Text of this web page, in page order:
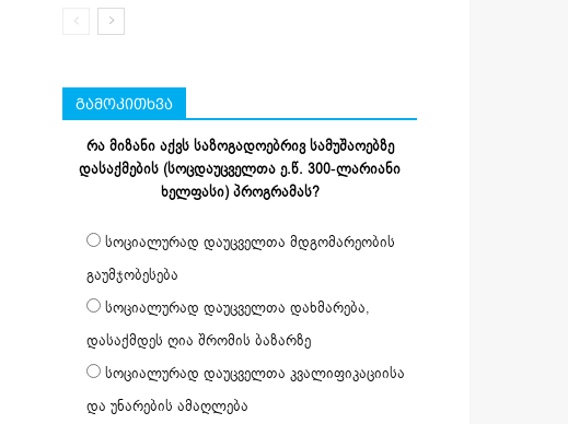
გამოკითხვა
რა მიზანი აქვს საზოგადოებრივ სამუშაოებზე
დასაქმების (სოცდაუცველთა ე.წ. 300-ლარიანი
ხელფასი) პროგრამას?
სოციალურად დაუცველთა მდგომარეობის
გაუმჯობესება
სოციალურად დაუცველთა დახმარება,
დასაქმდეს ღია შრომის ბაზარზე
სოციალურად დაუცველთა კვალიფიკაციისა
და უნარების ამაღლება